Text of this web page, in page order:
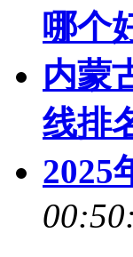
哪个
内蒙
线排
2025